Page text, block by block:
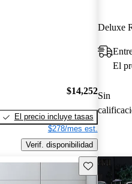
$14,252
El precio incluye tasas
$278/mes est.
Verif. disponibilidad
Deluxe
El
Sin
Guarda este